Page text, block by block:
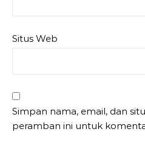
Situs Web
Simpan nama, email, dan
peramban ini untuk